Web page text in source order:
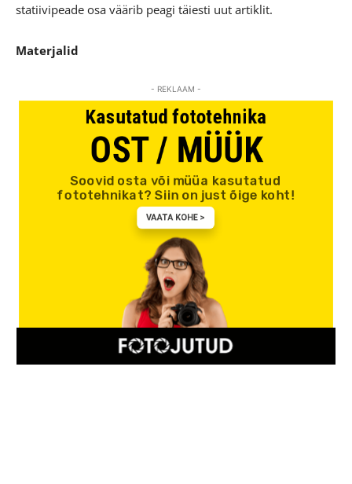
statiivipeade osa väärib peagi täiesti uut artiklit.
Materjalid
- REKLAAM -